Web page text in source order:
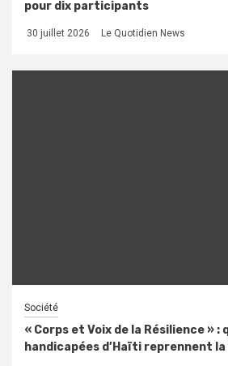
pour dix participants
30 juillet 2026 Le Quotidien News
Société
« Corps et Voix de la Résilience » :
handicapées d’Haïti reprennent